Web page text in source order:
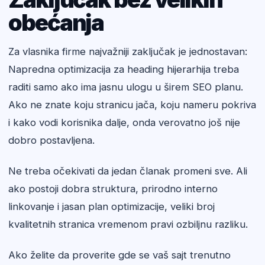
obećanja
Za vlasnika firme najvažniji zaključak je jednostavan:
Napredna optimizacija za heading hijerarhija treba
raditi samo ako ima jasnu ulogu u širem SEO planu.
Ako ne znate koju stranicu jača, koju nameru pokriva
i kako vodi korisnika dalje, onda verovatno još nije
dobro postavljena.
Ne treba očekivati da jedan članak promeni sve. Ali
ako postoji dobra struktura, prirodno interno
linkovanje i jasan plan optimizacije, veliki broj
kvalitetnih stranica vremenom pravi ozbiljnu razliku.
Ako želite da proverite gde se vaš sajt trenutno